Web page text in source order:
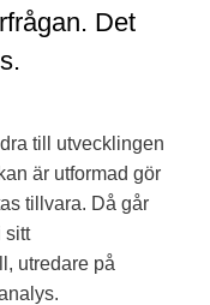
Det
till utvecklingen
är utformad gör
tillvara. Då går
sitt
utredare på